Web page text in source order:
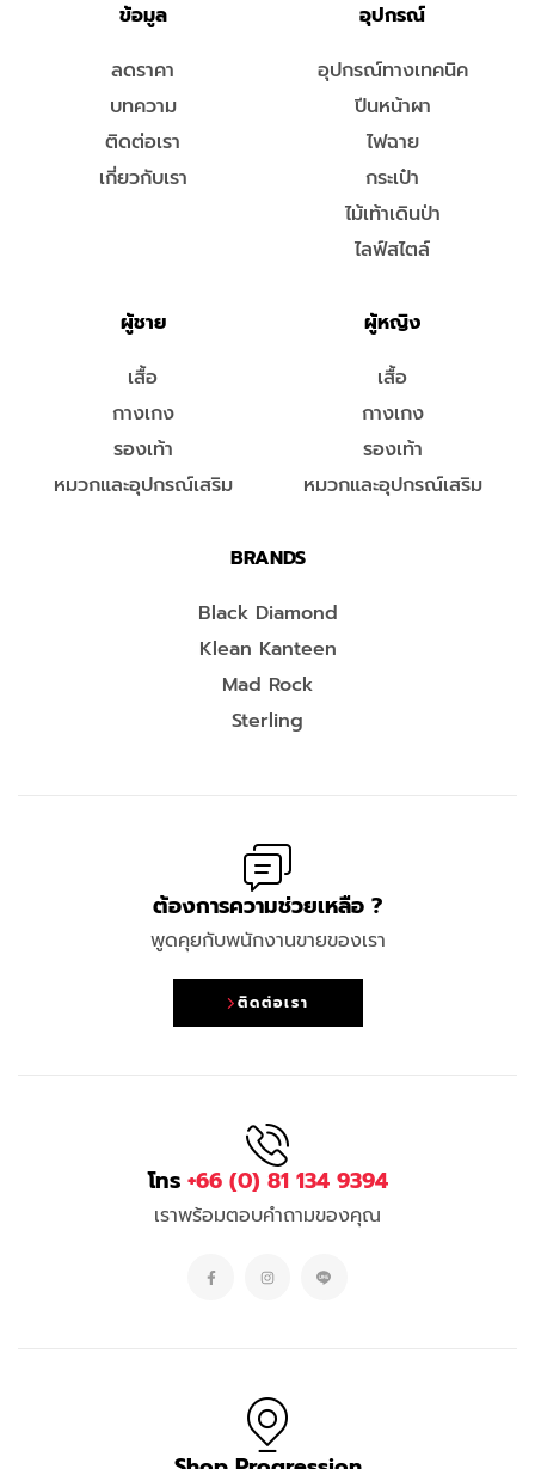
ข้อมูล
ลดราคา
บทความ
ติดต่อเรา
เกี่ยวกับเรา
อุปกรณ์
อุปกรณ์ทางเทคนิค
ปีนหน้าผา
ไฟฉาย
กระเป๋า
ไม้เท้าเดินป่า
ไลฟ์สไตล์
ผู้ชาย
เสื้อ
กางเกง
รองเท้า
หมวกและอุปกรณ์เสริม
ผู้หญิง
เสื้อ
กางเกง
รองเท้า
หมวกและอุปกรณ์เสริม
BRANDS
Black Diamond
Klean Kanteen
Mad Rock
Sterling
ต้องการความช่วยเหลือ ?
พูดคุยกับพนักงานขายของเรา
ติดต่อเรา
โทร +66 (0) 81 134 9394
เราพร้อมตอบคำถามของคุณ